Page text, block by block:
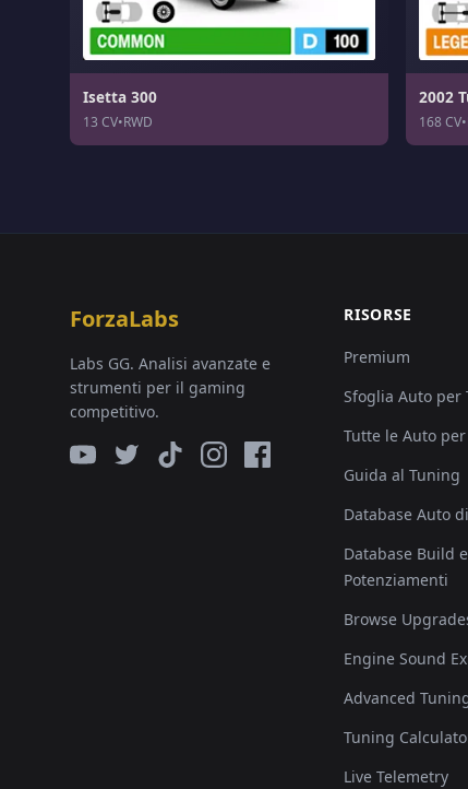
Isetta 300
13 CV•RWD
2002
168 CV•
ForzaLabs
Labs GG. Analisi avanzate e
strumenti per il gaming
competitivo.
RISORSE
Premium
Sfoglia Auto per
Tutte le Auto
Guida al Tuning
Database Auto
Database Build e
Potenziamenti
Browse
Engine Sound
Advanced
Tuning
Live Telemetry